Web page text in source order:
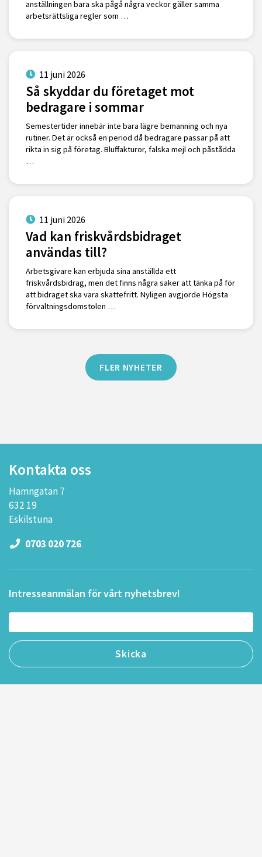
anställningen bara ska pågå några veckor gäller samma
arbetsrättsliga regler som …
11 juni 2026
Så skyddar du företaget mot
bedragare i sommar
Semestertider innebär inte bara lägre bemanning och nya
rutiner. Det är också en period då bedragare passar på att
rikta in sig på företag. Bluffakturor, falska mejl och påstådda
…
11 juni 2026
Vad kan friskvårdsbidraget
användas till?
Arbetsgivare kan erbjuda sina anställda ett
friskvårdsbidrag, men det finns några saker att tänka på för
att bidraget ska vara skattefritt. Nyligen avgjorde Högsta
förvaltningsdomstolen …
FLER NYHETER
Kontakta oss
Hamngatan 7
632 19
Eskilstuna
0703 020 726
Intresseanmälan för vårt nyhetsbrev!